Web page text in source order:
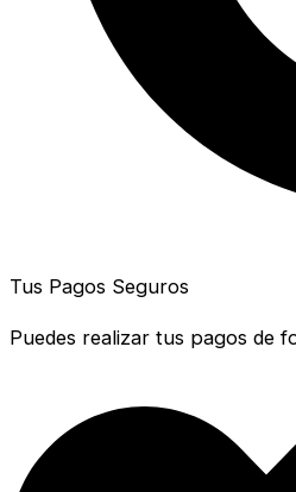
Tus Pagos Seguros
Puedes realizar tus pagos de